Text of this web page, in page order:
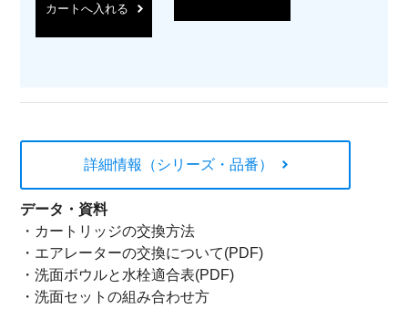
カートへ入れる
詳細情報（シリーズ・品番）
データ・資料
・ カートリッジの交換方法
・ エアレーターの交換について(PDF)
・洗面ボウルと水栓適合表(PDF)
・洗面セットの組み合わせ方